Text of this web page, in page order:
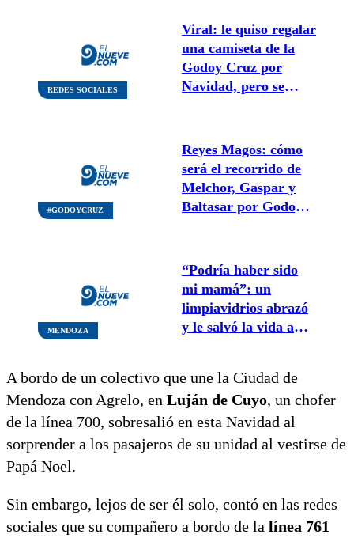
REDES SOCIALES
Viral: le quiso regalar
una camiseta de la
Godoy Cruz por
Navidad, pero se
#GODOYCRUZ
Reyes Magos: cómo
será el recorrido de
Melchor, Gaspar y
Baltasar por Godoy
MENDOZA
“Podría haber sido
mi mamá”: un
limpiavidrios abrazó
y le salvó la vida a
Guaymallén
A bordo de un colectivo que une la Ciudad de
Mendoza con Agrelo, en Luján de Cuyo, un chofer
de la línea 700, sobresalió en esta Navidad al
sorprender a los pasajeros de su unidad al vestirse de
Papá Noel.
Sin embargo, lejos de ser él solo, contó en las redes
sociales que su compañero a bordo de la línea 761